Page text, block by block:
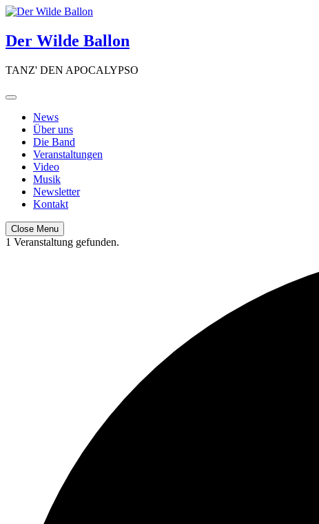
Skip
content
Der Wilde Ballon
TANZ' DEN APOCALYPSO
News
Über uns
Die Band
Veranstaltungen
Video
Musik
Newsletter
Kontakt
Close Menu
1 Veranstaltung gefunden.